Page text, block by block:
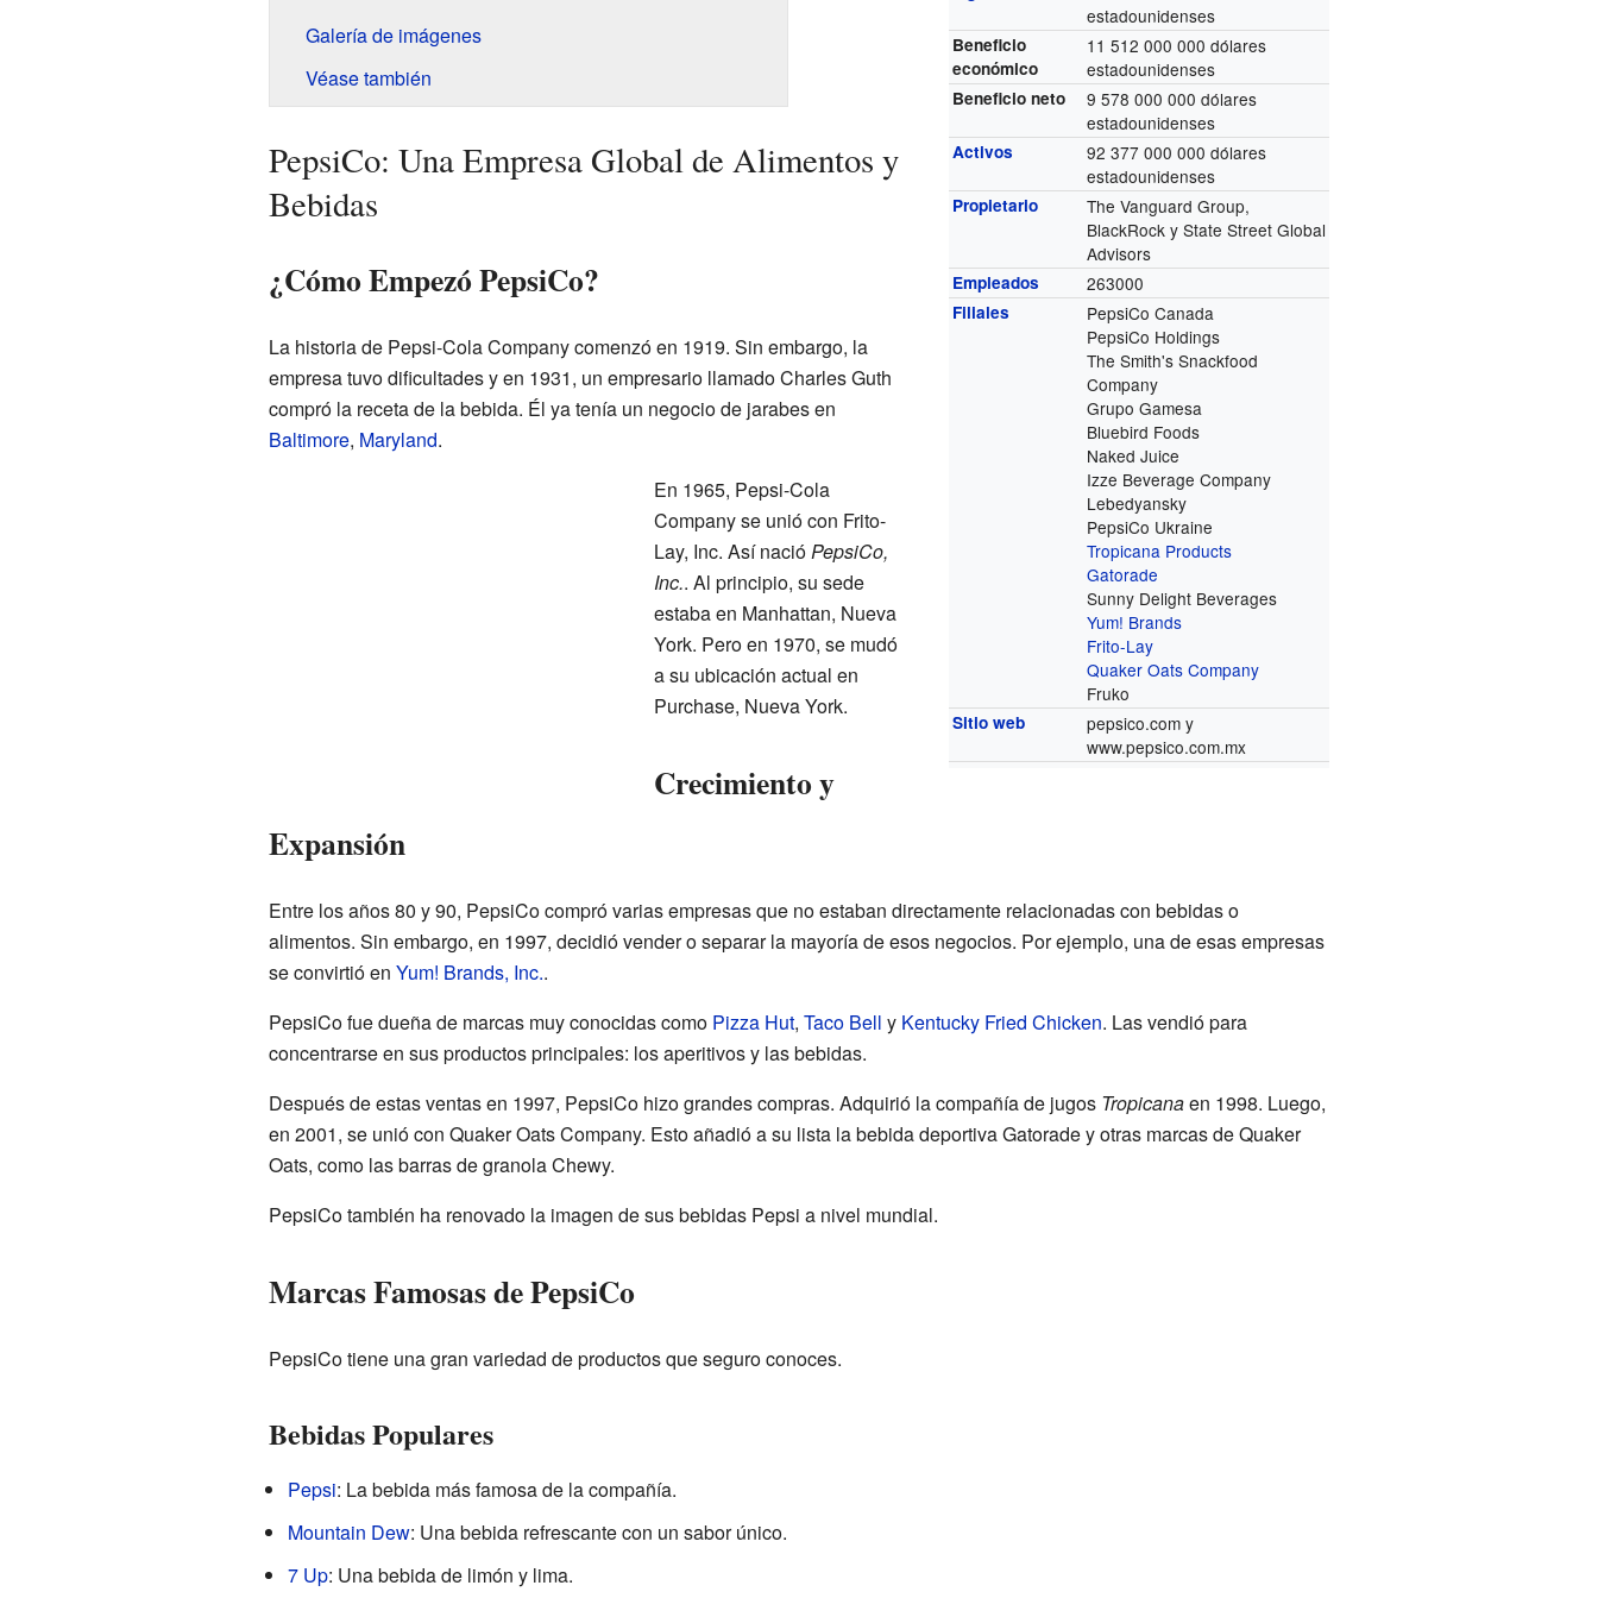
estadounidenses
Beneficio
económico
11 512 000 000 dólares
estadounidenses
Beneficio neto
9 578 000 000 dólares
estadounidenses
Activos
92 377 000 000 dólares
estadounidenses
Propietario
The Vanguard Group,
BlackRock y State Street Global
Advisors
Empleados 263000
Filiales
PepsiCo Canada
PepsiCo Holdings
The Smith's Snackfood
Company
Grupo Gamesa
Bluebird Foods
Naked Juice
Izze Beverage Company
Lebedyansky
PepsiCo Ukraine
Tropicana Products
Gatorade
Sunny Delight Beverages
Yum! Brands
Frito-Lay
Quaker Oats Company
Fruko
Sitio web pepsico.com y
www.pepsico.com.mx
Galería de imágenes
Véase también
PepsiCo: Una Empresa Global de Alimentos y
Bebidas
¿Cómo Empezó PepsiCo?
La historia de Pepsi-Cola Company comenzó en 1919. Sin embargo, la
empresa tuvo dificultades y en 1931, un empresario llamado Charles Guth
compró la receta de la bebida. Él ya tenía un negocio de jarabes en
Baltimore, Maryland.
En 1965, Pepsi-Cola
Company se unió con Frito-
Lay, Inc. Así nacióPepsiCo,
Inc.. Al principio, su sede
estaba en Manhattan, Nueva
York. Pero en 1970, se mudó
a su ubicación actual en
Purchase, Nueva York.
Crecimiento y
Expansión
Entre los años 80 y 90, PepsiCo compró varias empresas que no estaban directamente relacionadas con bebidas o
alimentos. Sin embargo, en 1997, decidió vender o separar la mayoría de esos negocios. Por ejemplo, una de esas empresas
se convirtió en Yum! Brands, Inc..
PepsiCo fue dueña de marcas muy conocidas como Pizza Hut, Taco Bell y Kentucky Fried Chicken. Las vendió para
concentrarse en sus productos principales: los aperitivos y las bebidas.
Después de estas ventas en 1997, PepsiCo hizo grandes compras. Adquirió la compañía de jugos Tropicanaen 1998. Luego,
en 2001, se unió con Quaker Oats Company. Esto añadió a su lista la bebida deportiva Gatorade y otras marcas de Quaker
Oats, como las barras de granola Chewy.
PepsiCo también ha renovado la imagen de sus bebidas Pepsi a nivel mundial.
Marcas Famosas de PepsiCo
PepsiCo tiene una gran variedad de productos que seguro conoces.
Bebidas Populares
Pepsi: La bebida más famosa de la compañía.
Mountain Dew: Una bebida refrescante con un sabor único.
7 Up: Una bebida de limón y lima.